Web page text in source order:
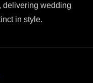
delivering wedding
in style.